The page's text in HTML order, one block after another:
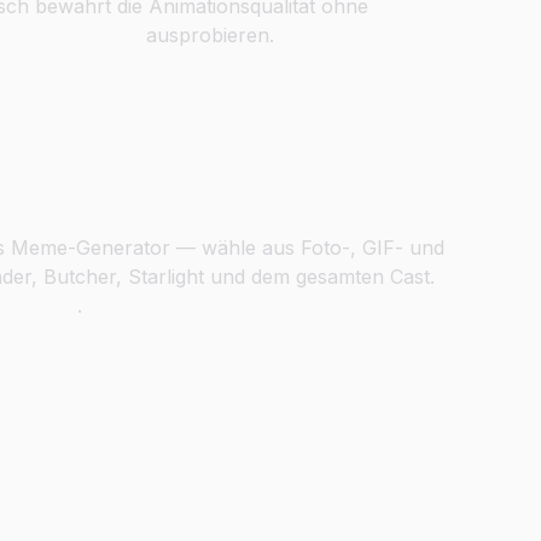
bewahrt die Animationsqualität ohne
ausprobieren.
Meme-Generator — wähle aus Foto-, GIF- und
Butcher, Starlight und dem gesamten Cast.
.